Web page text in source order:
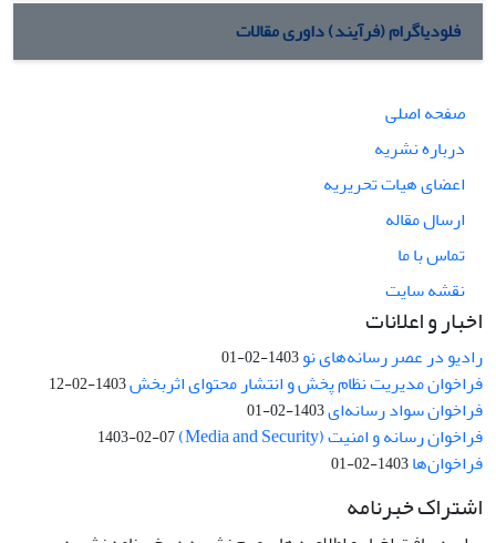
فلودیاگرام (فرآیند) داوری مقالات
صفحه اصلی
درباره نشریه
اعضای هیات تحریریه
ارسال مقاله
تماس با ما
نقشه سایت
اخبار و اعلانات
رادیو در عصر رسانه‌های نو1403-02-01
فراخوان مدیریت نظام پخش و انتشار محتوای اثربخش1403-02-12
فراخوان سواد رسانه‌ای1403-02-01
فراخوان رسانه و امنیت (Media and Security) 1403-02-07
فراخوان‌ها1403-02-01
اشتراک خبرنامه